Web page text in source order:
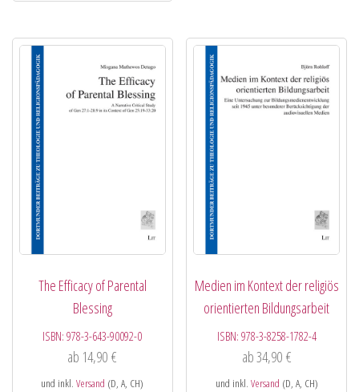
The Efficacy of Parental
Blessing
ISBN:978-3-643-90092-0
ab 14,90€
und inkl.Versand (D, A, CH)
Medien im Kontext der religiös
orientierten Bildungsarbeit
ISBN: 978-3-8258-1782-4
ab34,90 €
und inkl. Versand (D, A, CH)